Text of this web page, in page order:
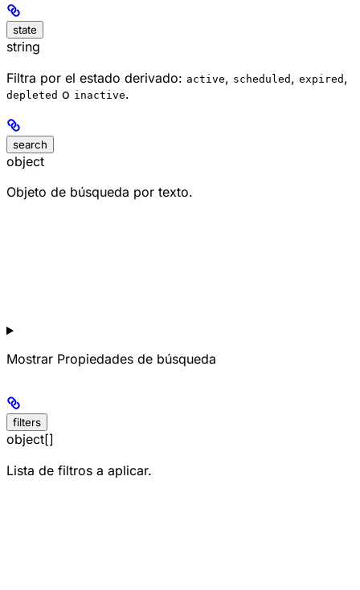
state
string
Filtra por el estado derivado: active, scheduled , expired ,
depleted o inactive.
search
object
Objeto de búsqueda por texto.
Mostrar Propiedades de búsqueda
filters
object[]
Lista de filtros a aplicar.